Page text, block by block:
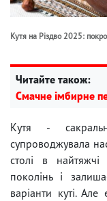
Кутя на Різдво 2025:
Читайте також:
Смачне імбирне
Кутя -
супроводжувала
столі в найтяжчі
поколінь і
варіанти куті.